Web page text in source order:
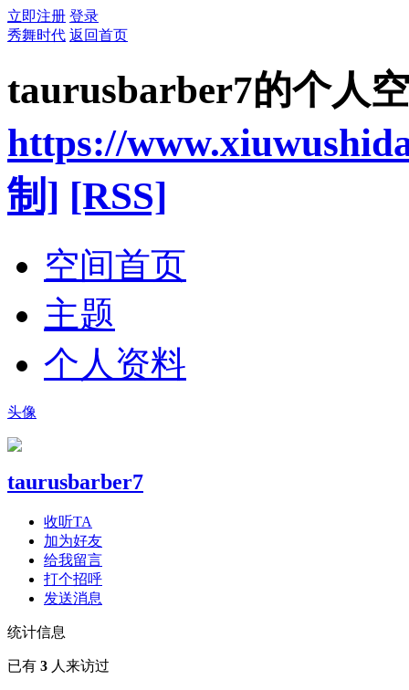
立即注册 登录
秀舞时代 返回首页
taurusbarber7的个人
https://
制] [RSS]
空间首页
主题
个人资料
头像
taurusbarber7
收听TA
加为好友
给我留言
打个招呼
发送消息
统计信息
已有 3 人来访过